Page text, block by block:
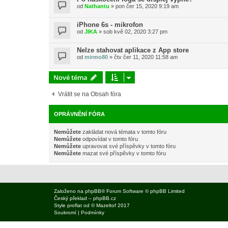
od Nathantu » pon čer 15, 2020 9:19 am
iPhone 6s - mikrofon
od JIKA » sob kvě 02, 2020 3:27 pm
Nelze stahovat aplikace z App store
od mirmo80 » čtv čer 11, 2020 11:58 am
Nové téma
Vrátit se na Obsah fóra
OPRÁVNĚNÍ FÓRA
Nemůžete zakládat nová témata v tomto fóru
Nemůžete odpovídat v tomto fóru
Nemůžete upravovat své příspěvky v tomto fóru
Nemůžete mazat své příspěvky v tomto fóru
Založeno na phpBB® Forum Software © phpBB Limited
Český překlad – phpBB.cz
Style proflat od ©Mazeltof 2017
Soukromí | Podmínky